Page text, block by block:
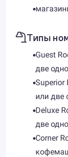
Типы
Guest
две
Superior
или две
Deluxe
две
Corner